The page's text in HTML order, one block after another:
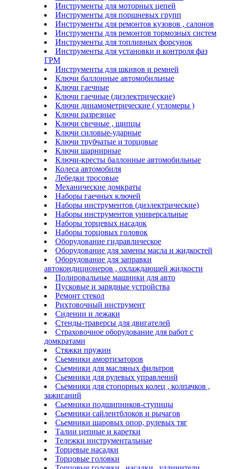
Инструменты для моторных цепей
Инструменты для поршневых групп
Инструменты для ремонтов кузовов , салонов
Инструменты для ремонтов тормозных систем
Инструменты для топливных форсунок
Инструменты для установки и контроля фаз
ГРМ
Инструменты для шкивов и ремней
Ключи баллонные автомобильные
Ключи гаечные
Ключи гаечные (диэлектрические)
Ключи динамометрические ( угломеры )
Ключи разрезные
Ключи свечные , щипцы
Ключи силовые-ударные
Ключи трубчатые и торцовые
Ключи шарнирные
Ключи-кресты баллонные автомобильные
Колеса автомобиля
Лебедки тросовые
Механические домкраты
Наборы гаечных ключей
Наборы инструментов (диэлектрические)
Наборы инструментов универсальные
Наборы торцевых насадок
Наборы торцовых головок
Оборудование гидравлическое
Оборудование для замены масла и жидкостей
Оборудование для заправки
автокондиционеров , охлаждающей жидкости
Полировальные машинки для авто
Пусковые и зарядные устройства
Ремонт стекол
Рихтовочный инструмент
Сидении и лежаки
Стенды-траверсы для двигателей
Страховочное оборудование для работ с
домкратами
Стяжки пружин
Сьемники амортизаторов
Сьемники для масляных фильтров
Сьемники для рулевых управлений
Сьемники для стопорных колец , колпачков ,
зажиганий
Сьемники подшипников-ступицы
Сьемники сайлентблоков и рычагов
Сьемники шаровых опор, рулевых тяг
Талии цепные и каретки
Тележки инструментальные
Торцевые насадки
Торцовые головки